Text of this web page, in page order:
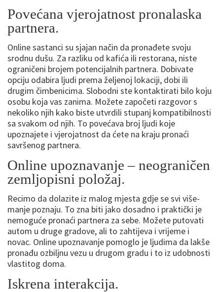
Povećana vjerojatnost pronalaska
partnera.
Online sastanci su sjajan način da pronađete svoju
srodnu dušu. Za razliku od kafića ili restorana, niste
ograničeni brojem potencijalnih partnera. Dobivate
opciju odabira ljudi prema željenoj lokaciji, dobi ili
drugim čimbenicima. Slobodni ste kontaktirati bilo koju
osobu koja vas zanima. Možete započeti razgovor s
nekoliko njih kako biste utvrdili stupanj kompatibilnosti
sa svakom od njih. To povećava broj ljudi koje
upoznajete i vjerojatnost da ćete na kraju pronaći
savršenog partnera.
Online upoznavanje – neograničen
zemljopisni položaj.
Recimo da dolazite iz malog mjesta gdje se svi više-
manje poznaju. To zna biti jako dosadno i praktički je
nemoguće pronaći partnera za sebe. Možete putovati
autom u druge gradove, ali to zahtijeva i vrijeme i
novac. Online upoznavanje pomoglo je ljudima da lakše
pronađu ozbiljnu vezu u drugom gradu i to iz udobnosti
vlastitog doma.
Iskrena interakcija.